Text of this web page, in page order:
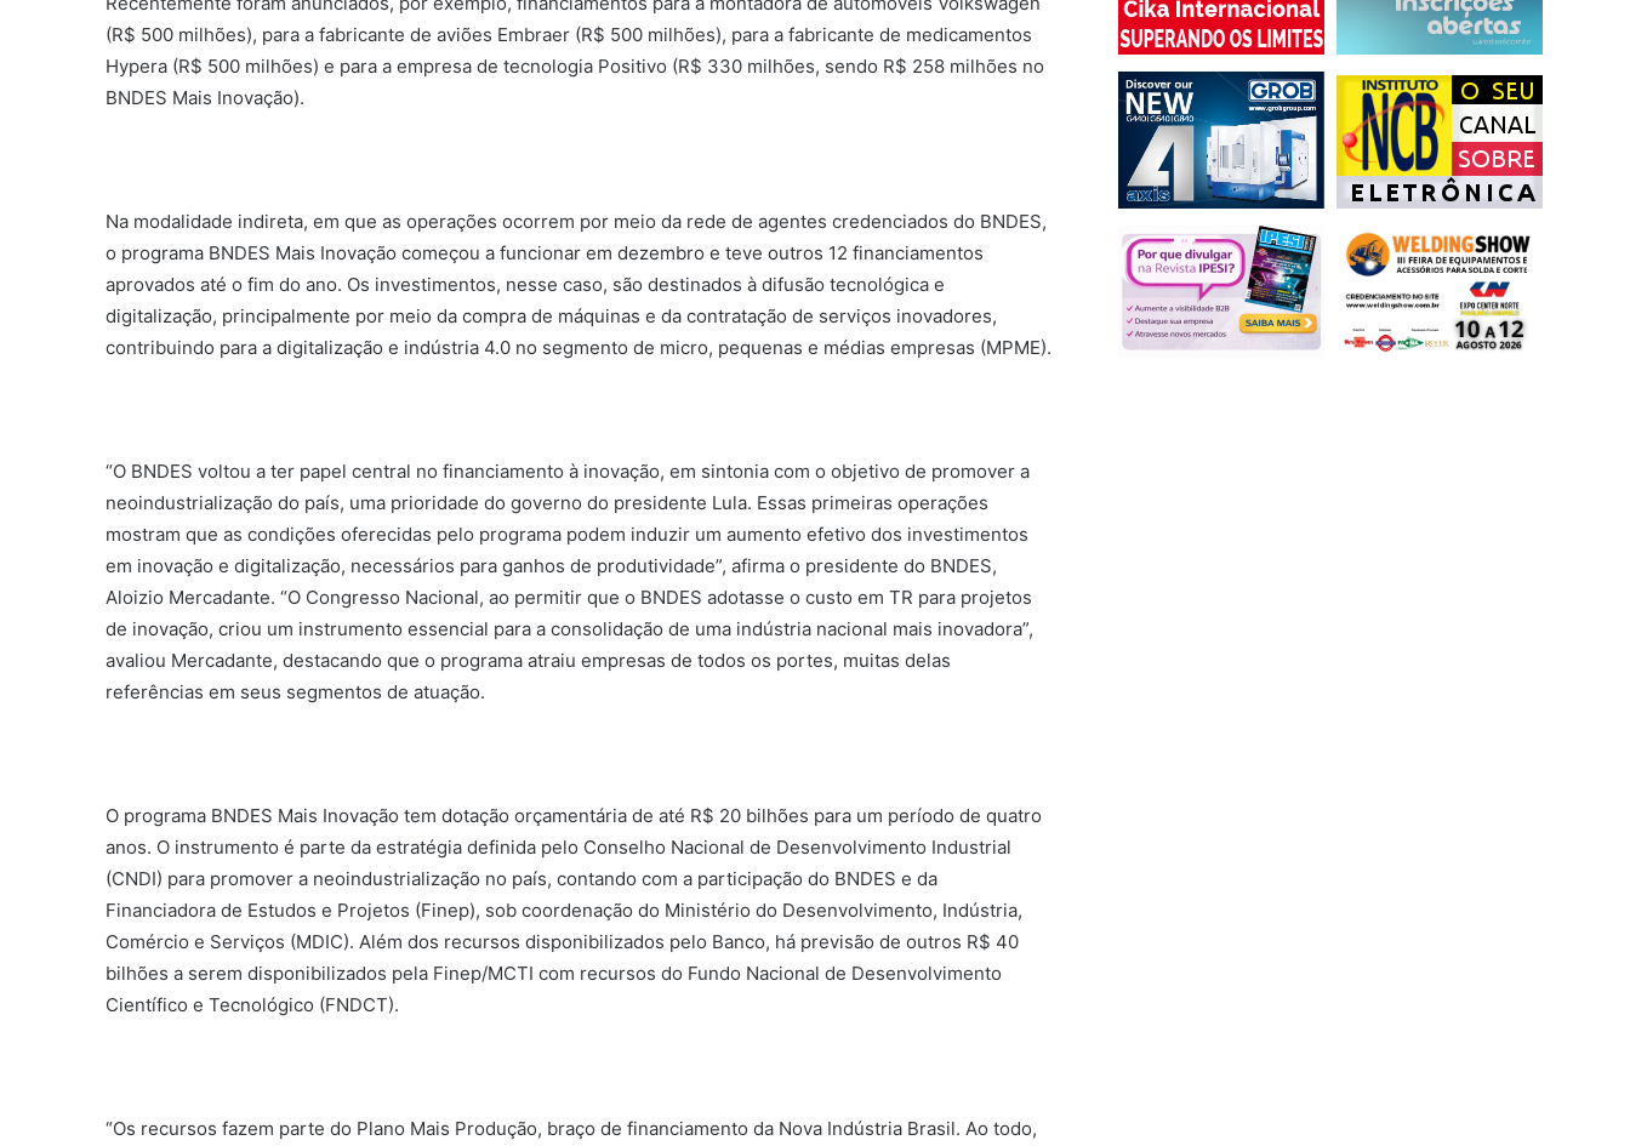
(R$ 500 milhões), para a fabricante de aviões Embraer (R$ 500 milhões), para a fabricante de medicamentos
Hypera (R$ 500 milhões) e para a empresa de tecnologia Positivo (R$ 330 milhões, sendo R$ 258 milhões no
BNDES Mais Inovação).
Na modalidade indireta, em que as operações ocorrem por meio da rede de agentes credenciados do BNDES,
o programa BNDES Mais Inovação começou a funcionar em dezembro e teve outros 12 financiamentos
aprovados até o fim do ano. Os investimentos, nesse caso, são destinados à difusão tecnológica e
digitalização, principalmente por meio da compra de máquinas e da contratação de serviços inovadores,
contribuindo para a digitalização e indústria 4.0 no segmento de micro, pequenas e médias empresas (MPME).
“O BNDES voltou a ter papel central no financiamento à inovação, em sintonia com o objetivo de promover a
neoindustrialização do país, uma prioridade do governo do presidente Lula. Essas primeiras operações
mostram que as condições oferecidas pelo programa podem induzir um aumento efetivo dos investimentos
em inovação e digitalização, necessários para ganhos de produtividade”, afirma o presidente do BNDES,
Aloizio Mercadante. “O Congresso Nacional, ao permitir que o BNDES adotasse o custo em TR para projetos
de inovação, criou um instrumento essencial para a consolidação de uma indústria nacional mais inovadora”,
avaliou Mercadante, destacando que o programa atraiu empresas de todos os portes, muitas delas
referências em seus segmentos de atuação.
O programa BNDES Mais Inovação tem dotação orçamentária de até R$ 20 bilhões para um período de quatro
anos. O instrumento é parte da estratégia definida pelo Conselho Nacional de Desenvolvimento Industrial
(CNDI) para promover a neoindustrialização no país, contando com a participação do BNDES e da
Financiadora de Estudos e Projetos (Finep), sob coordenação do Ministério do Desenvolvimento, Indústria,
Comércio e Serviços (MDIC). Além dos recursos disponibilizados pelo Banco, há previsão de outros R$ 40
bilhões a serem disponibilizados pela Finep/MCTI com recursos do Fundo Nacional de Desenvolvimento
Científico e Tecnológico (FNDCT).
“Os recursos fazem parte do Plano Mais Produção, braço de financiamento da Nova Indústria Brasil. Ao todo,